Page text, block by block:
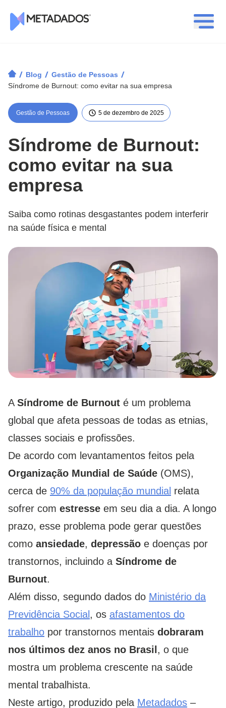
/ Blog / Gestão de Pessoas /
Síndrome de Burnout: como evitar na sua empresa
Gestão de Pessoas 5 de dezembro de 2025
Síndrome de Burnout:
como evitar na sua
empresa
Saiba como rotinas desgastantes podem interferir
na saúde física e mental
A Síndrome de Burnout é um problema
global que afeta pessoas de todas as etnias,
classes sociais e profissões.
De acordo com levantamentos feitos pela
Organização Mundial de Saúde (OMS),
cerca de 90% da população mundial relata
sofrer com estresse em seu dia a dia. A longo
prazo, esse problema pode gerar questões
como ansiedade, depressão e doenças por
transtornos, incluindo a Síndrome de
Burnout.
Além disso, segundo dados do Ministério da
Previdência Social , os afastamentos do
trabalho por transtornos mentais dobraram
nos últimos dez anos no Brasil , o que
mostra um problema crescente na saúde
mental trabalhista.
Neste artigo, produzido pela Metadados –